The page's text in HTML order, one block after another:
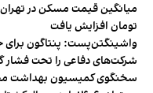
تومان افزایش یافت
واشینگتن‌پست: پنتاگون برای
شرکت‌های دفاعی را تحت فشار
سخنگوی کمیسیون بهداشت